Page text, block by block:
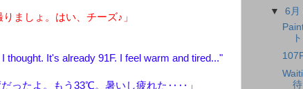
ましょ。はい、チーズ♪」
thought. It's already 91F. I feel warm and tired..."
ったよ。もう33℃。暑いし疲れた‥‥」
▼6月